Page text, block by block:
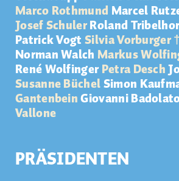
Marco Rothmund Marcel
Josef SchulerRoland
Patrick VogtSilvia Vorburger †
Norman Walch Markus
René WolfingerPetra Desch
Susanne BüchelSimon
GantenbeinGiovanni
Vallone
PRÄSIDENTEN